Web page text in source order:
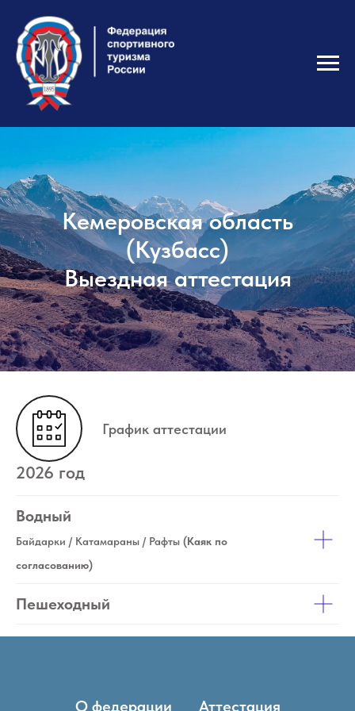
Кемеровская область
(Кузбасс)
Выездная аттестация
График аттестации
2026 год
Водный
Байдарки / Катамараны / Рафты (Каяк по
согласованию)
Пешеходный
О федерации Аттестация